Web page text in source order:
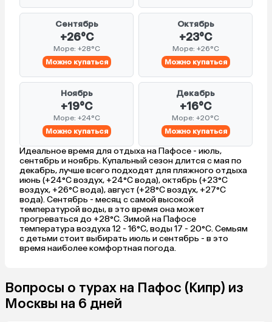
Сентябрь
+26°C
Море: +28°C
Можно купаться
Октябрь
+23°C
Море: +26°C
Можно купаться
Ноябрь
+19°C
Море: +24°C
Можно купаться
Декабрь
+16°C
Море: +20°C
Можно купаться
Идеальное время для отдыха на Пафосе - июль,
сентябрь и ноябрь. Купальный сезон длится с мая по
декабрь, лучше всего подходят для пляжного отдыха
июнь (+24°C воздух, +24°C вода), октябрь (+23°C
воздух, +26°C вода), август (+28°C воздух, +27°C
вода). Сентябрь - месяц с самой высокой
температурой воды, в это время она может
прогреваться до +28°C. Зимой на Пафосе
температура воздуха 12 - 16°C, воды 17 - 20°C. Семьям
с детьми стоит выбирать июль и сентябрь - в это
время наиболее комфортная погода.
Вопросы о турах на Пафос (Кипр) из
Москвы на 6 дней